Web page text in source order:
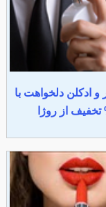
ادکلن دلخواهت با